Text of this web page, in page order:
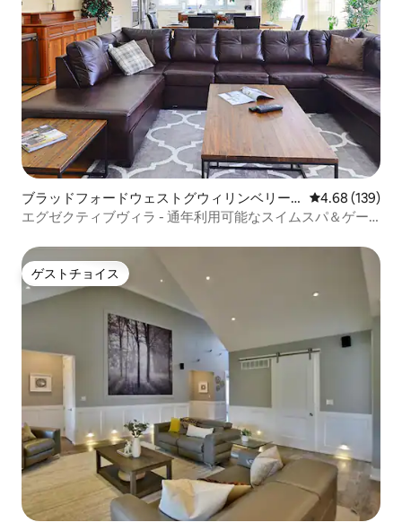
ブラッドフォードウェストグウィリンベリー
のヴィラ
レビュー139
4.68 (139)
エグゼクティブヴィラ - 通年利用可能なスイムスパ＆ゲー
ゲストチョイス
ゲストチョイス